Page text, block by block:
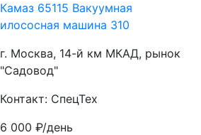
Камаз 65115 Вакуумная
илососная машина 310
г. Москва, 14-й км МКАД, рынок
"Садовод"
Контакт: СпецТех
6 000₽/день